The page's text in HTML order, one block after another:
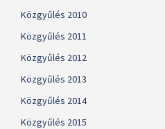
Közgyűlés 2010
Közgyűlés 2011
Közgyűlés 2012
Közgyűlés 2013
Közgyűlés 2014
Közgyűlés 2015